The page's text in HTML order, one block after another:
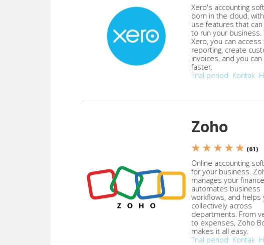
Xero's accounting
born in the cloud,
use features that
to run your business.
Xero, you can
reporting, create
invoices, and you
faster.
Trial period Kontak
Zoho
★ ★ ★ ★ ★ (61)
Online accounting
for your business.
manages your
automates business
workflows, and helps
collectively across
departments. From
to expenses, Zoho
makes it all easy.
Trial period Kontak